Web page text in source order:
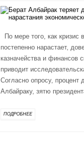
По мере того, как кризис
постепенно нарастает,
казначейства и
приводит
Согласно опросу, процент
Албайраку, зятю
ПОДРОБНЕЕ